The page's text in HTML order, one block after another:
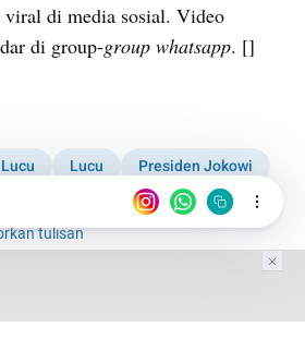
di media sosial. Video
di group-group whatsapp. []
Lucu
Presiden Jokowi
Jokowi Bagi Sepeda
tulisan